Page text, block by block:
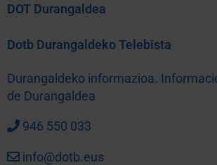
DOT Durangaldea
Dotb Durangaldeko Telebista
Durangaldeko informazioa.
de Durangaldea
946 550 033
info@dotb.eus